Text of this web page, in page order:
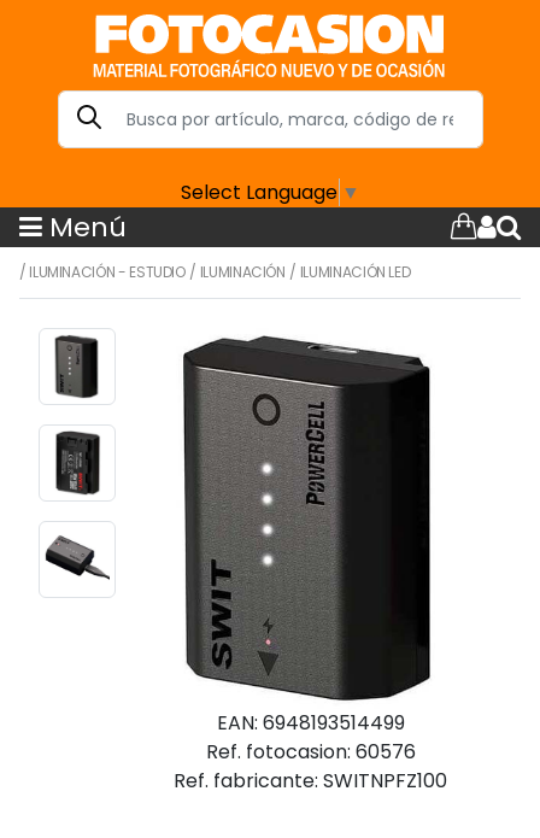
Select Language ▼
Menú
/ ILUMINACIÓN - ESTUDIO/ ILUMINACIÓN / ILUMINACIÓN LED
EAN: 6948193514499
Ref. fotocasion: 60576
Ref. fabricante: SWITNPFZ100